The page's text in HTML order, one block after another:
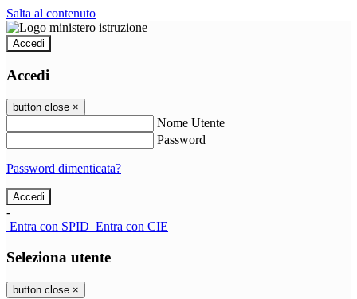
Salta al contenuto
Accedi
Accedi
button close ×
Nome Utente
Password
Password dimenticata?
-
Entra con SPID Entra con CIE
Seleziona utente
button close ×